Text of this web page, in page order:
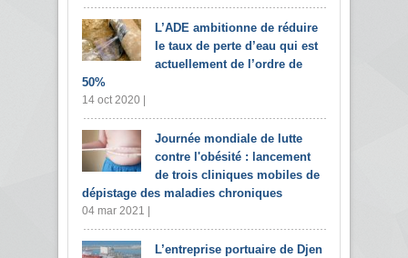
L’ADE ambitionne de réduire
le taux de perte d’eau qui est
actuellement de l’ordre de
50%
14 oct 2020 |
Journée mondiale de lutte
contre l'obésité : lancement
de trois cliniques mobiles de
dépistage des maladies chroniques
04 mar 2021 |
L’entreprise portuaire de Djen